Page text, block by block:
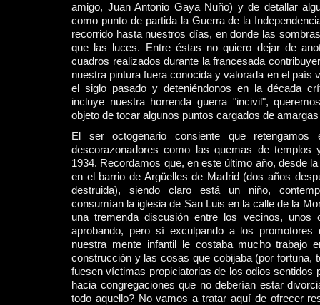
amigo, Juan Antonio Gaya Nuño) y de detallar
como punto de partida la Guerra de la
recorrido hasta nuestros días, en donde las
que las luces. Entre éstas no quiero dejar de
cuadros realizados durante la francesada
nuestra pintura fuera conocida y valorada en el país
el siglo pasado y deteniéndonos en la década
incluye nuestra horrenda guerra "incivil",
objeto de tocar algunos puntos cargados de
El ser octogenario consiente que
descorazonadores como las quemas de
1934. Recordamos que, en este último año, desde
en el barrio de Argüelles de Madrid (dos años
destruida), siendo claro está un niño,
consumían la iglesia de San Luis en la calle de la
una tremenda discusión entre los vecinos, unos
aprobando, pero sí exculpando a los promotores
nuestra mente infantil le costaba mucho trabajo
construcción y las cosas que cobijaba (por fortuna,
fuesen víctimas propiciatorias de los odios sentidos
hacia congregaciones que no deberían estar
todo aquello? No vamos a tratar aquí de ofrecer